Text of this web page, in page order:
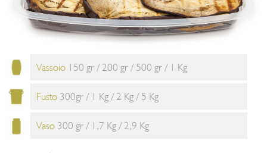
Vassoio 150 gr / 200 gr / 500 gr / 1 Kg
Fusto 300gr / 1 Kg / 2 Kg / 5 Kg
Vaso 300 gr / 1,7 Kg / 2,9 Kg